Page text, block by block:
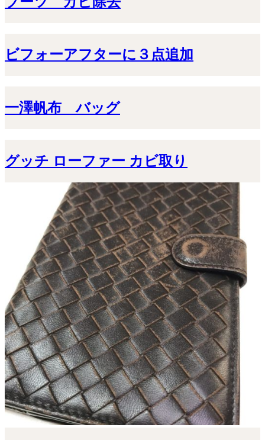
ビフォーアフターに３点追加
一澤帆布 バッグ
グッチ ローファー カビ取り